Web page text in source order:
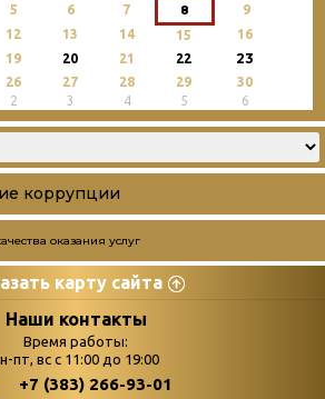
5 6 7 8
9
12 13 14 15
16
19 20 21 22 23
26 27 28 29
30
2 3 4 5 6
коррупции
оказания услуг
карту сайта
поступлений
Наши контакты
Время работы:
пт, вс с 11:00 до 19:00
+7 (383) 266-93-01